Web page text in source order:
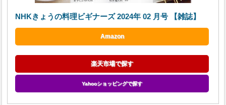
NHKきょうの料理ビギナーズ 2024年 02 月号 【雑誌】
Amazon
楽天市場で探す
Yahooショッピングで探す